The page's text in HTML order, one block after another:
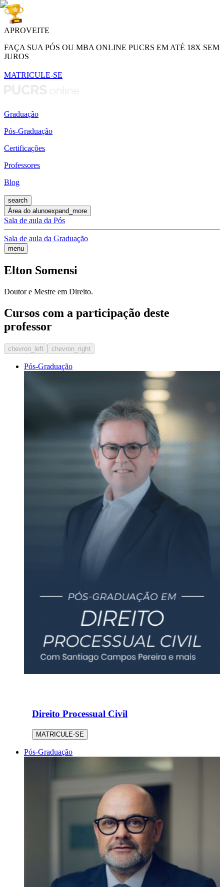
APROVEITE
FAÇA SUA PÓS OU MBA ONLINE PUCRS EM ATÉ 18X SEM
JUROS
MATRICULE-SE
Graduação
Pós-Graduação
Certificações
Professores
Blog
search
Área do alunoexpand_more
Sala de aula da Pós
Sala de aula da Graduação
menu
Elton Somensi
Doutor e Mestre em Direito.
Cursos com a participação deste
professor
chevron_left chevron_right
Pós-Graduação
Direito Processual Civil
MATRICULE-SE
Pós-Graduação